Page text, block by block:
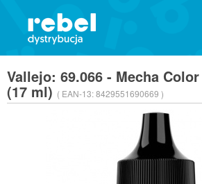
Vallejo: 69.066 - Mecha
(17 ml) ( EAN-13:8429551690669 )